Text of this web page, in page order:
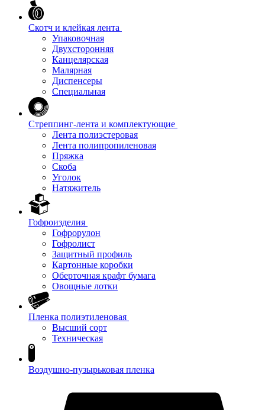
Скотч и клейкая лента
Упаковочная
Двухсторонняя
Канцелярская
Малярная
Диспенсеры
Специальная
Стреппинг-лента и комплектующие
Лента полиэстеровая
Лента полипропиленовая
Пряжка
Скоба
Уголок
Натяжитель
Гофроизделия
Гофрорулон
Гофролист
Защитный профиль
Картонные коробки
Оберточная крафт бумага
Овощные лотки
Пленка полиэтиленовая
Высший сорт
Техническая
Воздушно-пузырьковая пленка